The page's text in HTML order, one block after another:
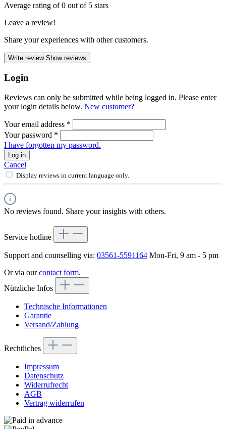
Average rating of 0 out of 5 stars
Leave a review!
Share your experiences with other customers.
Write review Show reviews
Login
Reviews can only be submitted while being logged in. Please enter
your login details below. New customer?
Your email address *
Your password *
I have forgotten my password.
Log in
Cancel
Display reviews in current language only.
No reviews found. Share your insights with others.
Service hotline
Support and counselling via: 03561-5591164 Mon-Fri, 9 am - 5 pm
Or via ourcontact form.
Nützliche Infos
Technische Informationen
Garantie
Versand/Zahlung
Rechtliches
Impressum
Datenschutz
Widerrufrecht
AGB
Vertrag widerrufen